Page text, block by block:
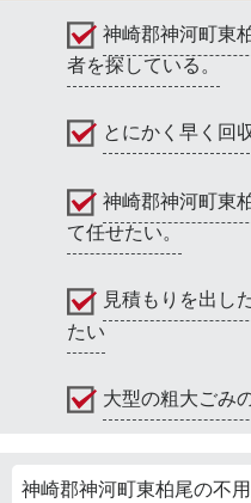
神崎郡神河町東
者を探している。
とにかく早く回
神崎郡神河町東
て任せたい。
見積もりを出し
たい
大型の粗大ごみ
神崎郡神河町東柏尾の不